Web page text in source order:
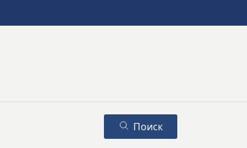
Поиск